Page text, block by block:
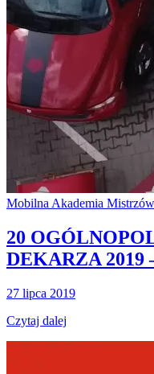
Mobilna Akademia Mistrzów
20
DEKARZA 2019
27 lipca 2019
Czytaj dalej